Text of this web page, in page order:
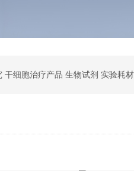
干细胞治疗产品 生物试剂 实验耗